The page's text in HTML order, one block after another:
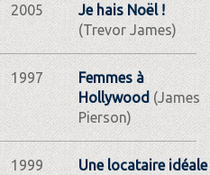
2005
Je hais Noël !
(Trevor James)
1997
Femmes à
Hollywood (James
Pierson)
1999
Une locataire idéale